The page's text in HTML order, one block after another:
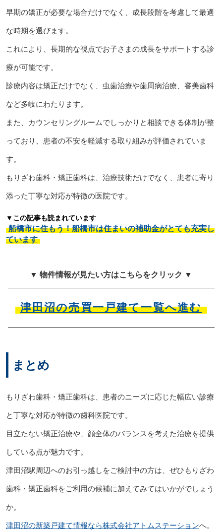
早期の矯正が必要な場合だけでなく、成長段階を考慮して最適
な時期を選びます。
これにより、長期的な視点でお子さまの成長をサポートする診
療が可能です。
診療内容は矯正だけでなく、虫歯治療や歯周病治療、審美歯科
など多岐にわたります。
また、カウンセリングルームでしっかりと相談できる体制が整
っており、患者の不安を軽減する取り組みが評価されていま
す。
もりざわ歯科・矯正歯科は、治療技術だけでなく、患者に寄り
添った丁寧な対応が特徴の医院です。
▼この記事も読まれています
船橋市に住もう！船橋市は住まいの補助金がとても充実し
ています
▼ 物件情報が見たい方はこちらをクリック ▼
津田沼の売買一戸建て一覧へ進む
まとめ
もりざわ歯科・矯正歯科は、患者のニーズに応じた幅広い診療
と丁寧な対応が特徴の歯科医院です。
目立たない矯正治療や、顔全体のバランスを考えた治療を提供
している点が魅力です。
津田沼駅周辺へのお引っ越しをご検討中の方は、ぜひもりざわ
歯科・矯正歯科をご利用の候補に加えてみてはいかがでしょう
か。
津田沼の新築戸建て情報なら株式会社アトムステーションへ。